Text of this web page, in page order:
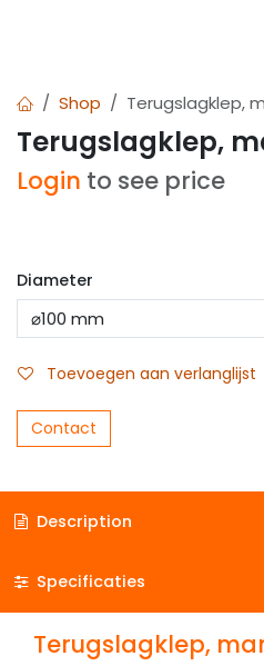
Shop Terugslagklep,
Terugslagklep,
Login to see price
Diameter
Toevoegen aan verlanglijst
Contact
Description
Specificaties
Terugslagklep,